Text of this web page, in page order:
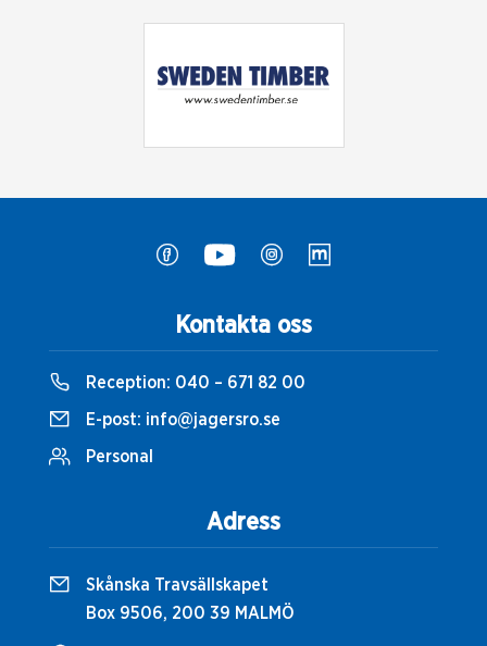
Kontakta oss
Reception: 040 – 671 82 00
E-post: info@jagersro.se
Personal
Adress
Skånska Travsällskapet
Box 9506, 200 39 MALMÖ